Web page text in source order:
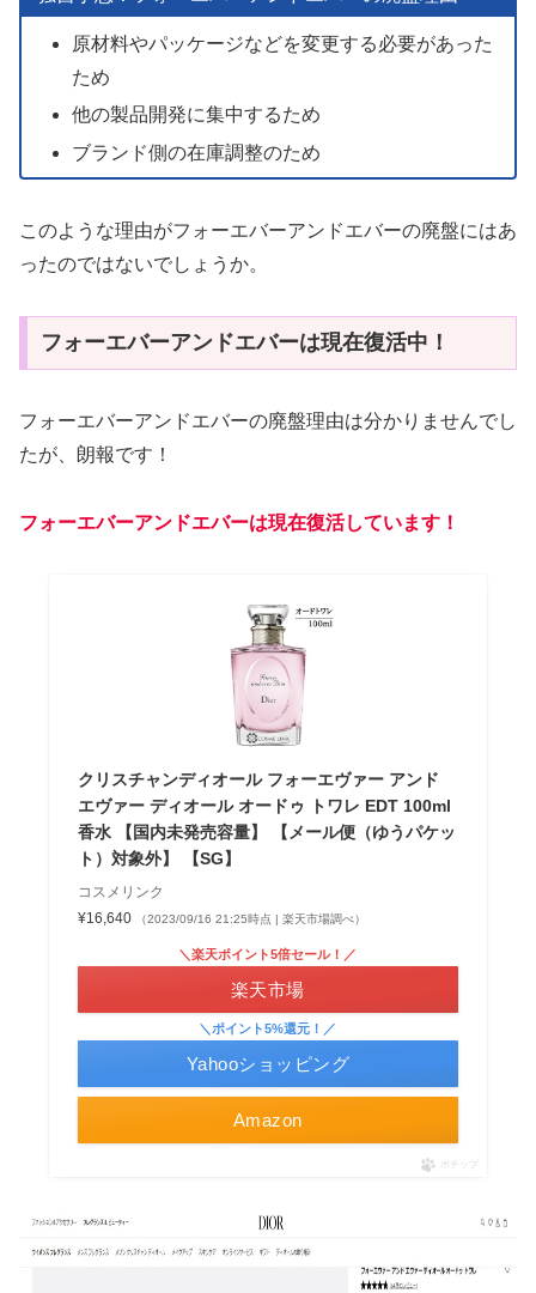
原材料やパッケージなどを変更する必要があった
ため
他の製品開発に集中するため
ブランド側の在庫調整のため
このような理由がフォーエバーアンドエバーの廃盤にはあ
ったのではないでしょうか。
フォーエバーアンドエバーは現在復活中！
フォーエバーアンドエバーの廃盤理由は分かりませんでし
たが、朗報です！
フォーエバーアンドエバーは現在復活しています！
クリスチャンディオール フォーエヴァー アンド
エヴァー ディオール オードゥ トワレ EDT 100ml
香水 【国内未発売容量】 【メール便（ゆうパケッ
ト）対象外】 【SG】
コスメリンク
¥16,640
（2023/09/16 21:25時点 | 楽天市場調べ）
Amazon
＼楽天ポイント5倍セール！／
楽天市場
＼ポイント5%還元！／
Yahooショッピング
ポチップ